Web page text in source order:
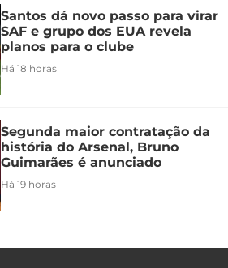
Santos dá novo passo para virar
SAF e grupo dos EUA revela
planos para o clube
Há 18 horas
Segunda maior contratação da
história do Arsenal, Bruno
Guimarães é anunciado
Há 19 horas